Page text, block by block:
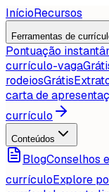
InícioRecursos
Ferramentas de
Pontuação
currículo-vaga
rodeiosGrátis
carta de
currículo
Conteúdos
BlogConselhos
currículoExplore